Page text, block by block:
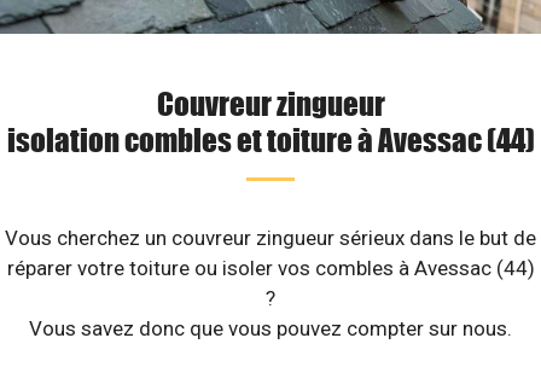
Couvreur zingueur
isolation combles et toiture à Avessac (44)
Vous cherchez un couvreur zingueur sérieux dans le but de
réparer votre toiture ou isoler vos combles à Avessac (44)
?
Vous savez donc que vous pouvez compter sur nous.